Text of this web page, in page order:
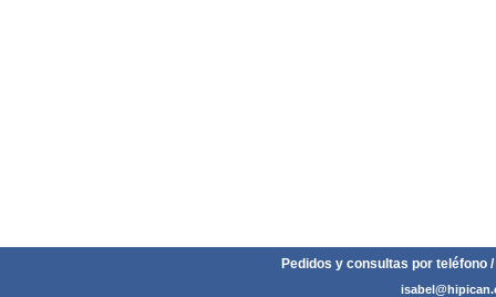
Pedidos y consultas por teléfono